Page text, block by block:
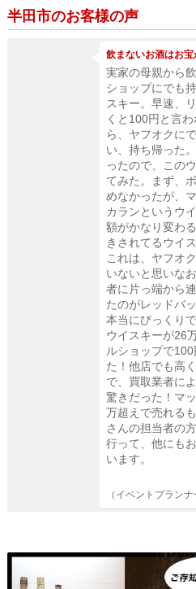
半田市のお客様の声
飲まないお酒はお
実家の母親から
ショップにでも
スキー。早速、
くと100円と言
ら、ヤフオクに
い、持ち帰った
ったので、この
てみた。まず、
めなかったが、
カランというウ
額がかなり変わ
きされてるウイ
これは、ヤフオ
いないと思いな
者に片っ端から
たのがレッドバ
本当にびっくり
ウイスキーが26
ルショップで
た！他店でも高
で、買取業者に
驚きだった！マ
万超えで売れる
さんの担当者の
行って、他にも
います。
（イベントプラン